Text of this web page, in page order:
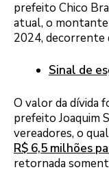
prefeito Chico
atual, o
2024, decorrente
Sinal de
O valor da dívida
prefeito Joaquim
vereadores, o
R$ 6,5 milhões
retornada